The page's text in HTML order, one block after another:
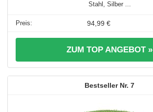
Stahl, Silber ...
94,99 €
ZUM TOP ANGEBOT »
7